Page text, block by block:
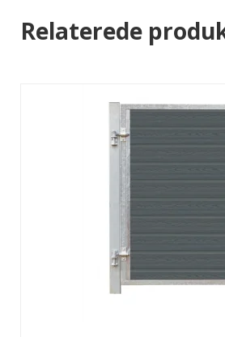
Relaterede